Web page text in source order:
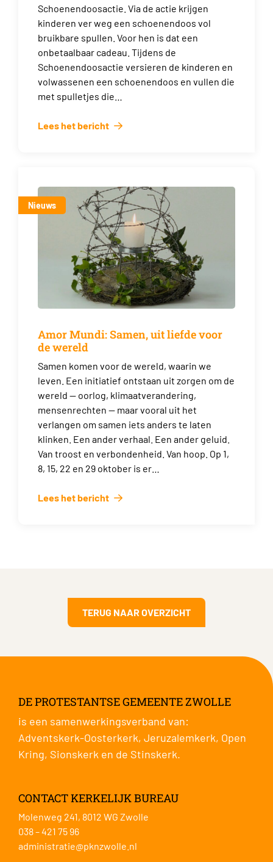
Schoenendoosactie. Via de actie krijgen
kinderen ver weg een schoenendoos vol
bruikbare spullen. Voor hen is dat een
onbetaalbaar cadeau. Tijdens de
Schoenendoosactie versieren de kinderen en
volwassenen een schoenendoos en vullen die
met spulletjes die…
Lees het bericht
Nieuws
Amor Mundi: Samen, uit liefde voor
de wereld
Samen komen voor de wereld, waarin we
leven. Een initiatief ontstaan uit zorgen om de
wereld — oorlog, klimaatverandering,
mensenrechten — maar vooral uit het
verlangen om samen iets anders te laten
klinken. Een ander verhaal. Een ander geluid.
Van troost en verbondenheid. Van hoop. Op 1,
8, 15, 22 en 29 oktober is er…
Lees het bericht
TERUG NAAR OVERZICHT
DE PROTESTANTSE GEMEENTE ZWOLLE
is een samenwerkingsverband van:
Adventskerk-Oosterkerk, Jeruzalemkerk, Open
Kring, Sionskerk en de Stinskerk.
CONTACT KERKELIJK BUREAU
Molenweg 241, 8012 WG Zwolle
038 – 421 75 96
administratie@pknzwolle.nl